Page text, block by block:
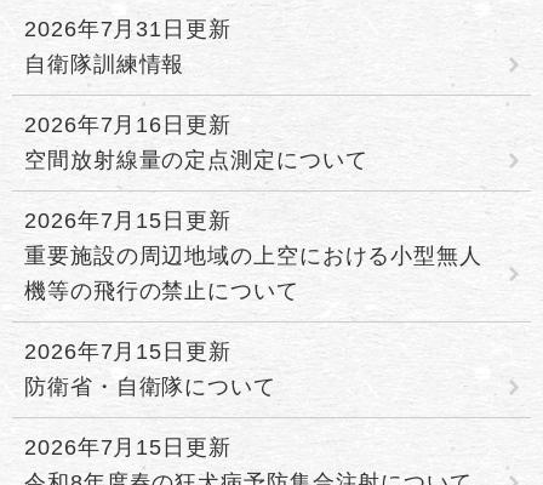
2026年7月31日更新
自衛隊訓練情報
2026年7月16日更新
空間放射線量の定点測定について
2026年7月15日更新
重要施設の周辺地域の上空における小型無人
機等の飛行の禁止について
2026年7月15日更新
防衛省・自衛隊について
2026年7月15日更新